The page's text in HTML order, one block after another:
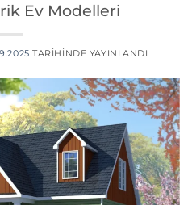
Ev Modelleri
TARIHINDE YAYINLANDI